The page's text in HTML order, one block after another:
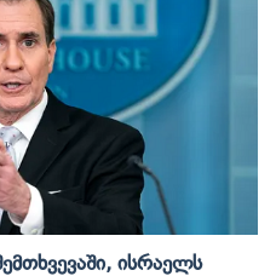
Ისრაელს